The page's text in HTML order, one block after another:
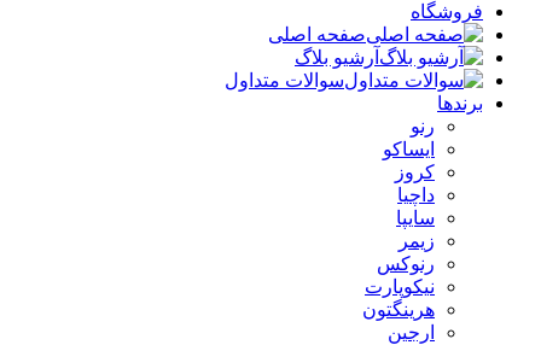
فروشگاه
صفحه اصلی
آرشیو بلاگ
سوالات متداول
برندها
رنو
ایساکو
کروز
داچیا
سایپا
زیمر
رنوکس
نیکوپارت
هرینگتون
ارجین